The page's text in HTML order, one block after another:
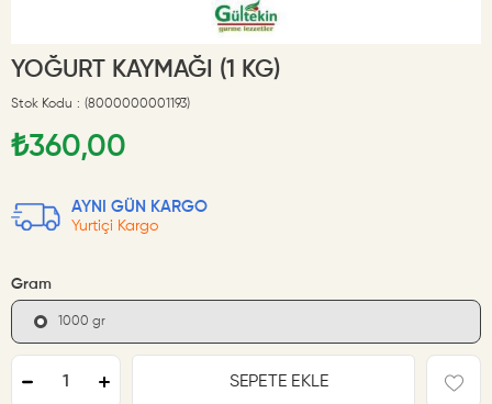
YOĞURT KAYMAĞI (1 KG)
Stok Kodu (8000000001193)
₺360,00
AYNI GÜN KARGO
Yurtiçi Kargo
Gram
1000 gr